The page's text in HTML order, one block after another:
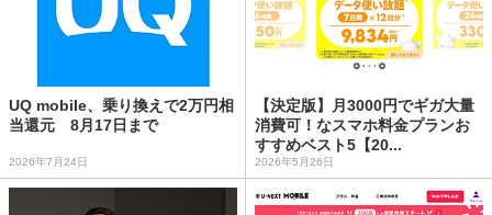
UQ mobile、乗り換えで2万円相
当還元 8月17日まで
2026年7月24日
【決定版】月3000円でギガ大量
消費可！なスマホ料金プランお
すすめベスト5【20...
2026年5月26日